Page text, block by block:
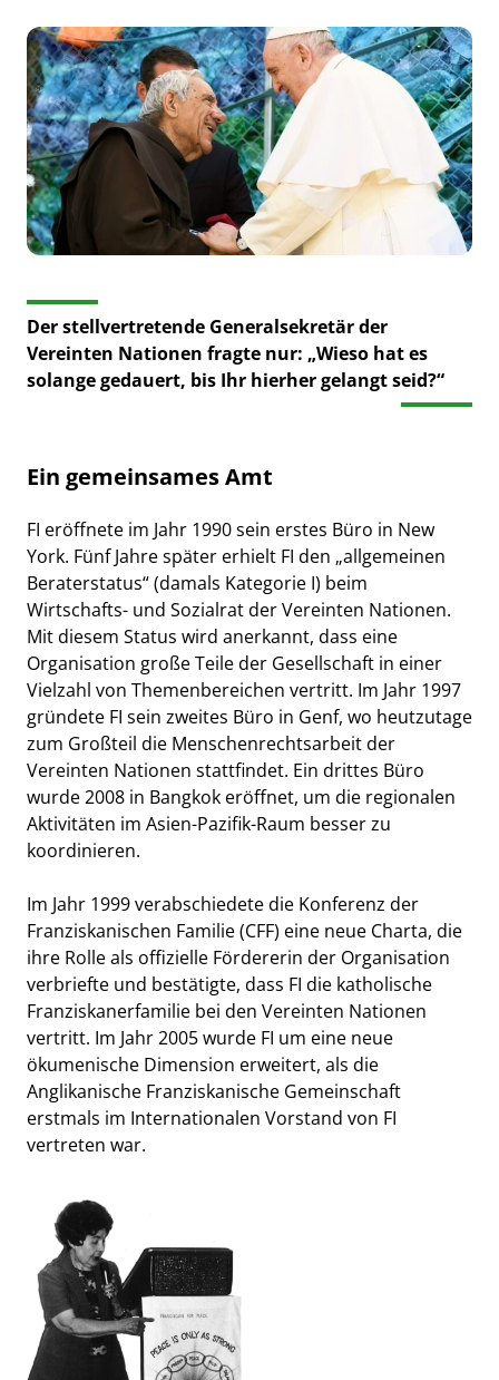
Der stellvertretende Generalsekretär der
Vereinten Nationen fragte nur: „Wieso hat es
solange gedauert, bis Ihr hierher gelangt seid?“
Ein gemeinsames Amt
FI eröffnete im Jahr 1990 sein erstes Büro in New
York. Fünf Jahre später erhielt FI den „allgemeinen
Beraterstatus“ (damals Kategorie I) beim
Wirtschafts- und Sozialrat der Vereinten Nationen.
Mit diesem Status wird anerkannt, dass eine
Organisation große Teile der Gesellschaft in einer
Vielzahl von Themenbereichen vertritt. Im Jahr 1997
gründete FI sein zweites Büro in Genf, wo heutzutage
zum Großteil die Menschenrechtsarbeit der
Vereinten Nationen stattfindet. Ein drittes Büro
wurde 2008 in Bangkok eröffnet, um die regionalen
Aktivitäten im Asien-Pazifik-Raum besser zu
koordinieren.
Im Jahr 1999 verabschiedete die Konferenz der
Franziskanischen Familie (CFF) eine neue Charta, die
ihre Rolle als offizielle Fördererin der Organisation
verbriefte und bestätigte, dass FI die katholische
Franziskanerfamilie bei den Vereinten Nationen
vertritt. Im Jahr 2005 wurde FI um eine neue
ökumenische Dimension erweitert, als die
Anglikanische Franziskanische Gemeinschaft
erstmals im Internationalen Vorstand von FI
vertreten war.